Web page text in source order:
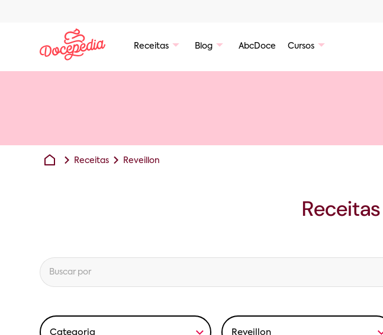
Receitas Blog AbcDoce Cursos
Receitas Reveillon